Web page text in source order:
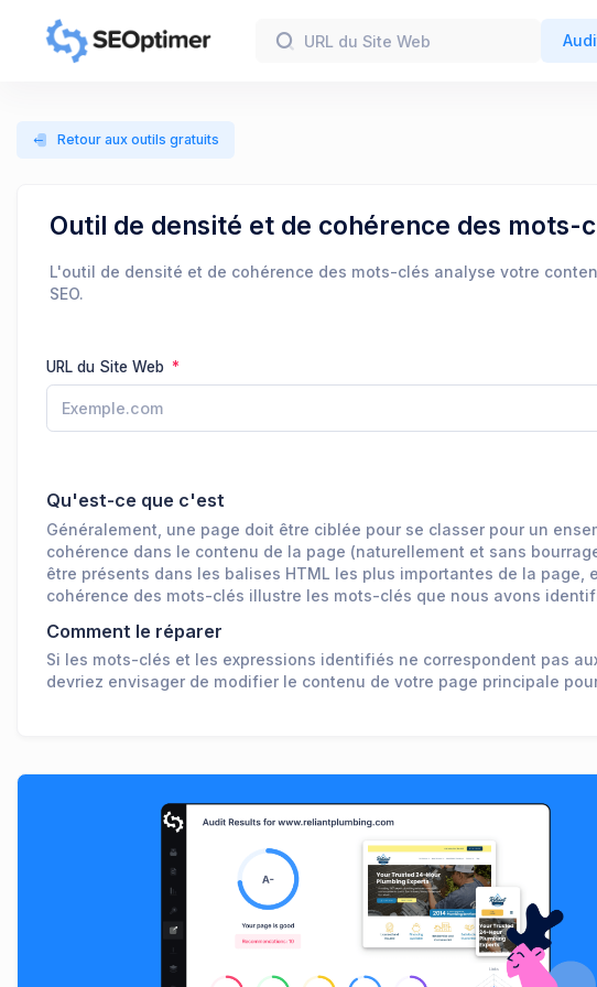
Retour aux outils gratuits
Outil de densité et de cohérence des mots-
L'outil de densité et de cohérence des mots-clés analyse votre
SEO.
URL du Site Web
Qu'est-ce que c'est
Généralement, une page doit être ciblée pour se classer pour un
cohérence dans le contenu de la page (naturellement et sans
être présents dans les balises HTML les plus importantes de la
cohérence des mots-clés illustre les mots-clés que nous avons
Comment le réparer
Si les mots-clés et les expressions identifiés ne correspondent pas
devriez envisager de modifier le contenu de votre page principale